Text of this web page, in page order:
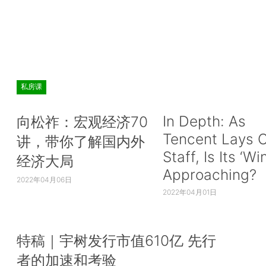
私房课
向松祚：宏观经济70
讲，带你了解国内外
经济大局
2022年04月06日
In Depth: As
Tencent Lays
Staff, Is Its
Approaching?
2022年04月01日
特稿｜宇树发行市值610亿 先行
者的加速和考验